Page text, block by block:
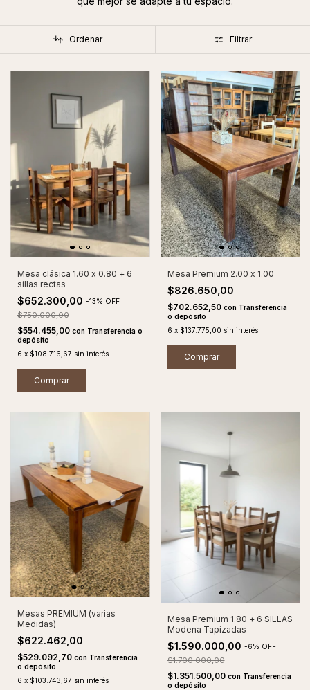
Ordenar Filtrar
Mesa clásica 1.60 x 0.80 + 6
sillas rectas
$652.300,00 -13% OFF
$750.000,00
$554.455,00 con Transferencia o
depósito
6 x $108.716,67 sin interés
Mesa Premium 2.00 x 1.00
$826.650,00
$702.652,50 con Transferencia
o depósito
6 x $137.775,00 sin interés
Mesas PREMIUM (varias
Medidas)
$622.462,00
$529.092,70 con Transferencia
o depósito
6 x $103.743,67 sin interés
Mesa Premium 1.80 + 6 SILLAS
Modena Tapizadas
$1.590.000,00 -6% OFF
$1.700.000,00
$1.351.500,00 con Transferencia
o depósito